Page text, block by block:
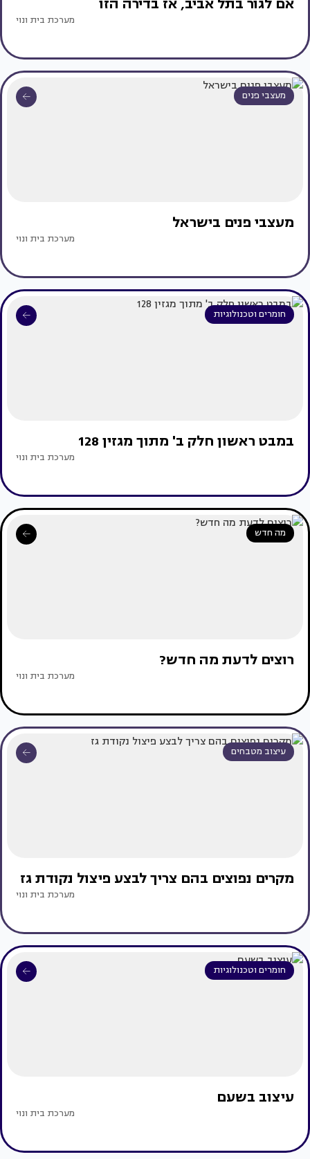
מערכת בית ונוי
מעצבי פנים
מעצבי פנים בישראל
מערכת בית ונוי
חומרים וטכנולוגיות
במבט ראשון חלק ב' מתוך מגזין 128
מערכת בית ונוי
מה חדש
רוצים לדעת מה חדש?
מערכת בית ונוי
עיצוב מטבחים
מקרים נפוצים בהם צריך לבצע פיצול נקודת גז
מערכת בית ונוי
חומרים וטכנולוגיות
עיצוב בשעם
מערכת בית ונוי